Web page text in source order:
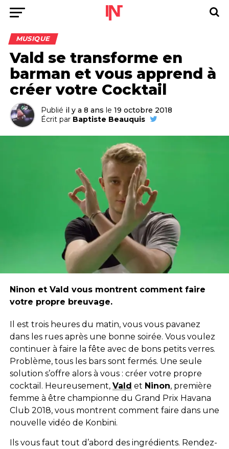
MUSIQUE
Vald se transforme en
barman et vous apprend à
créer votre Cocktail
Publié il y a 8 ans le 19 octobre 2018
Écrit par Baptiste Beauquis
Ninon et Vald vous montrent comment faire
votre propre breuvage.
Il est trois heures du matin, vous vous pavanez
dans les rues après une bonne soirée. Vous voulez
continuer à faire la fête avec de bons petits verres.
Problème, tous les bars sont fermés. Une seule
solution s’offre alors à vous : créer votre propre
cocktail. Heureusement, Vald et Ninon, première
femme à être championne du Grand Prix Havana
Club 2018, vous montrent comment faire dans une
nouvelle vidéo de Konbini.
Ils vous faut tout d’abord des ingrédients. Rendez-